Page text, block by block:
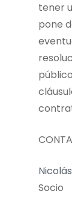
tener
pone
Socio